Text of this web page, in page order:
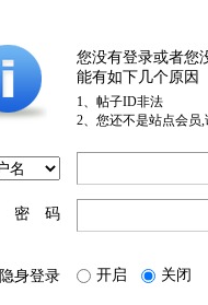
您没有登录或者您
能有如下几个原因
1、帖子ID非法
2、您还不是站点会员
密 码
隐身登录 开启 关闭